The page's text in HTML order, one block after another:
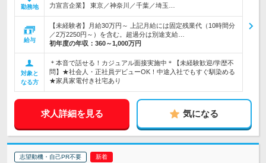
勤務地 力宣言企業】 東京／神奈川／千葉／埼玉…
給与
【未経験者】月給30万円～ 上記月給には固定残業代（10時間分
／2万2250円～）を含む。超過分は別途支給…
初年度の年収： 360～1,000万円
対象と
なる方
＊本音で話せる！カジュアル面接実施中＊【未経験歓迎/学歴不
問】★社会人・正社員デビューOK！中途入社でもすぐ馴染める
★家具家電付き社宅あり
求人詳細を見る 気になる
志望動機・自己PR不要